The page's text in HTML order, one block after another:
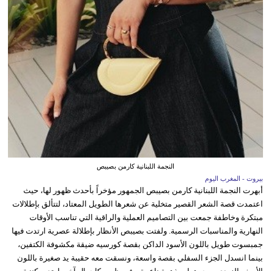
النجمة اللبنانية كارمن بصيبص
بيروت - المغرب اليوم
أبهرت النجمة اللبنانية كارمن بصيبص الجمهور مؤخراً بأحدث ظهور لها، حيث
اعتمدت قصة الشعر القصير متخلية عن شعرها الطويل المعتاد، لتتألق بإطلالات
مبتكرة وخاطفة جمعت بين التصاميم العملية والراقية التي تناسب الأوقات
النهارية والمناسبات الرسمية. ولفتت بصيبص الأنظار بإطلالة عصرية ارتدت فيها
جمبسوت طويل باللون الأسود الداكن بقصة كورسيه ضيقة مكشوفة الكتفين،
بينما انسدل الجزء السفلي بقصة واسعة، ونسقت معه حقيبة يد صغيرة باللون